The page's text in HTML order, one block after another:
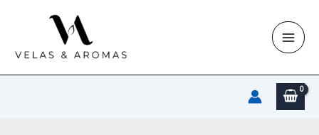
contenido